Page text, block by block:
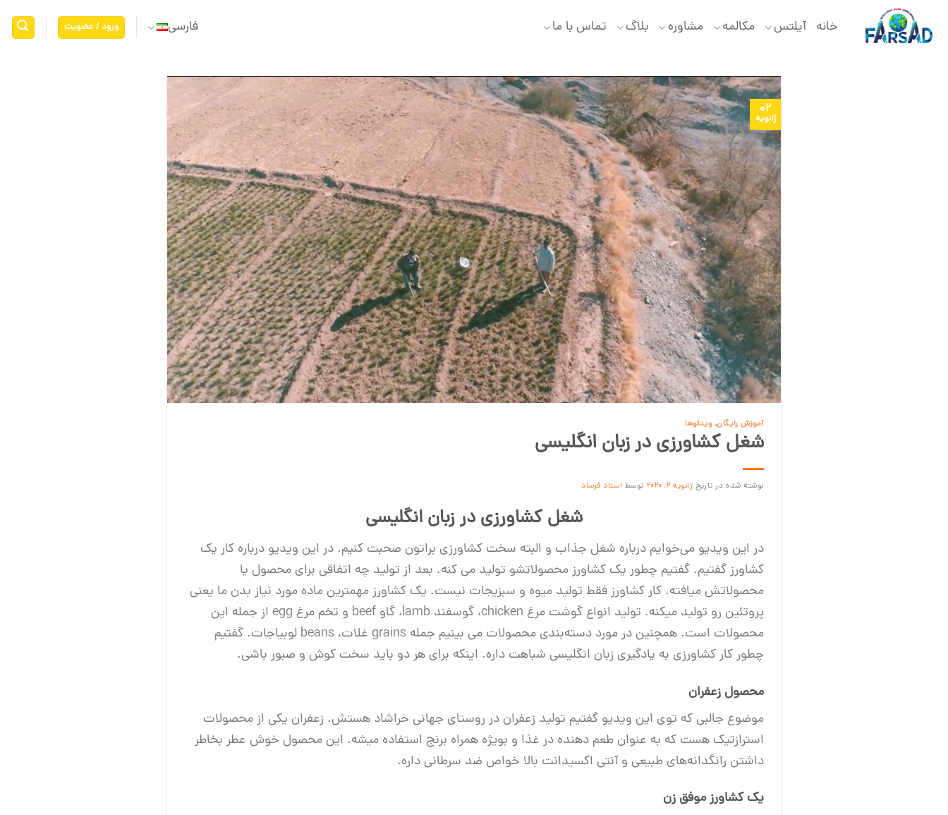
content
خانه آیلتس مکالمه مشاوره بلاگ تماس با ما فارسی ورود / عضویت
02
ژانویه
آموزش رایگان, ویدئوها
شغل کشاورزی در زبان انگلیسی
نوشته شده در تاریخ ژانویه 2, 2020 توسط استاد فرساد
شغل کشاورزی در زبان انگلیسی
در این ویدیو می‌خوایم درباره شغل جذاب و البته سخت کشاورزی براتون صحبت کنیم. در این ویدیو درباره کار یک
کشاورز گفتیم. گفتیم چطور یک کشاورز محصولاتشو تولید می کنه. بعد از تولید چه اتفاقی برای محصول یا
محصولاتش میافته. کار کشاورز فقط تولید میوه‌ و سبزیجات نیست. یک کشاورز مهمترین ماده مورد نیاز بدن ما یعنی
پروتئین رو تولید میکنه. تولید انواع گوشت مرغ chicken، گوسفند lamb، گاو beef و تخم مرغ egg از جمله این
محصولات است. همچنین در مورد دسته‌بندی محصولات می بینیم جمله grains غلات، beans لوبیاجات. گفتیم
چطور کار کشاورزی به یادگیری زبان انگلیسی شباهت داره. اینکه برای هر دو باید سخت کوش و صبور باشی.
محصول زعفران
موضوع جالبی که توی این ویدیو گفتیم تولید زعفران در روستای جهانی خراشاد هستش. زعفران یکی از محصولات
استرازتیک هست که به عنوان طعم دهنده در غذا و بویژه همراه برنج استفاده میشه. این محصول خوش عطر بخاطر
داشتن رانگدانه‌های طبیعی و آنتی اکسیدانت بالا خواص ضد سرطانی داره.
یک کشاورز موفق زن